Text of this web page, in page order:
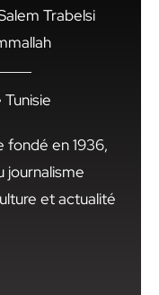
Trabelsi
fondé en 1936,
journalisme
et actualité